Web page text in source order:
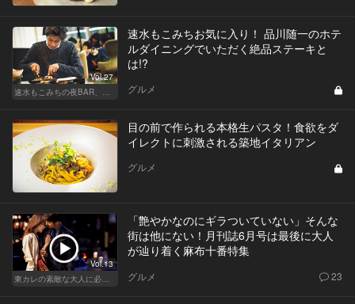
Vol.27
速水もこみちお気に入り！ 品川随一のホテ
ルダイニングでいただく絶品ステーキと
は!?
グルメ
目の前で作られる本格生パスタ！食欲をダ
イレクトに刺激される築地イタリアン
グルメ
Vol.13
「艶やかなのにギラついていない」そんな
街は他にない！月刊誌6月号は最後に大人
が辿り着く麻布十番特集
グルメ 23